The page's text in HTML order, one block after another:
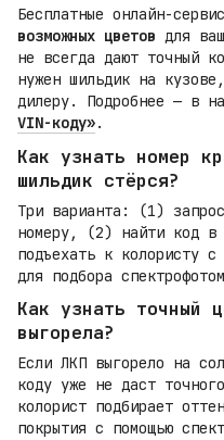
Бесплатные онлайн-
возможных цветов для
не всегда дают точный
нужен шильдик на
дилеру. Подробнее — в
VIN-коду».
Как узнать номер
шильдик стёрся?
Три варианта: (1)
номеру, (2) найти код в
подъехать к колористу
для подбора
Как узнать точный
выгорела?
Если ЛКП выгорело на
коду уже не даст
колорист подбирает
покрытия с помощью